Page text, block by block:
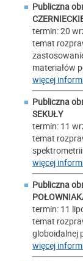
Publiczna
termin: 20
temat
materiałów
więcej
Publiczna
SEKUŁY
termin: 11
temat
więcej
Publiczna
termin: 11
temat
globoidalnej
więcej